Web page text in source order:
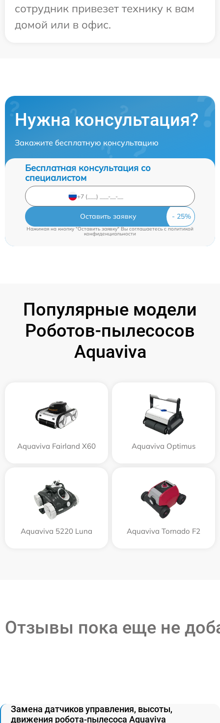
сотрудник привезет технику к вам
домой или в офис.
Нужна консультация?
Закажите бесплатную консультацию
Бесплатная консультация со
специалистом
Оставить заявку
Нажимая на кнопку "Оставить заявку" Вы соглашаетесь c политикой
конфиденциальности
Популярные модели
Роботов-пылесосов
Aquaviva
Aquaviva Fairland X60 Aquaviva Optimus
Aquaviva 5220 Luna Aquaviva Tornado F2
Отзывы пока еще не
Замена датчиков управления, высоты,
движения робота-пылесоса Aquaviva